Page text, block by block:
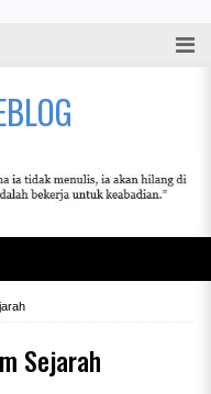
Sejarah